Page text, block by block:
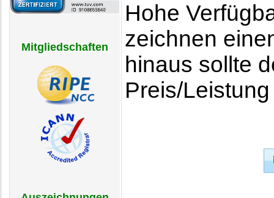
Mitgliedschaften
Hohe
zeichnen
hinaus sollte
Preis/